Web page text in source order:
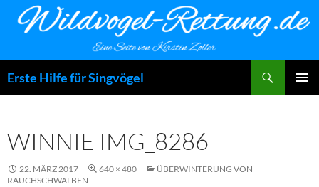
Inhalt
Erste Hilfe für Singvögel
WINNIE IMG_8286
22. MÄRZ 2017 640 × 480
ÜBERWINTERUNG VON
RAUCHSCHWALBEN